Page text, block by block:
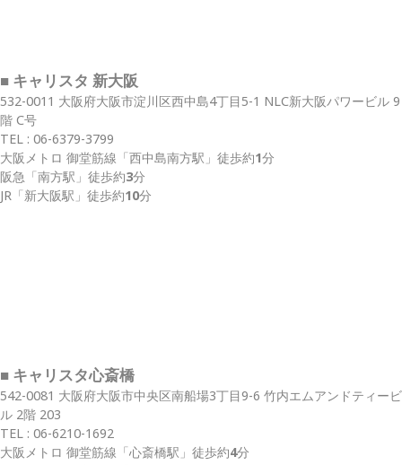
■ キャリスタ 新大阪
532-0011 大阪府大阪市淀川区西中島4丁目5-1 NLC新大阪パワービル 9
階 C号
TEL : 06-6379-3799
大阪メトロ 御堂筋線 「西中島南方駅」 徒歩約1分
阪急 「南方駅」 徒歩約3分
JR 「新大阪駅」 徒歩約10分
■ キャリスタ心斎橋
542-0081 大阪府大阪市中央区南船場3丁目9-6 竹内エムアンドティービ
ル 2階 203
TEL : 06-6210-1692
大阪メトロ 御堂筋線 「心斎橋駅」 徒歩約4分